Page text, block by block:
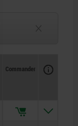
Commander